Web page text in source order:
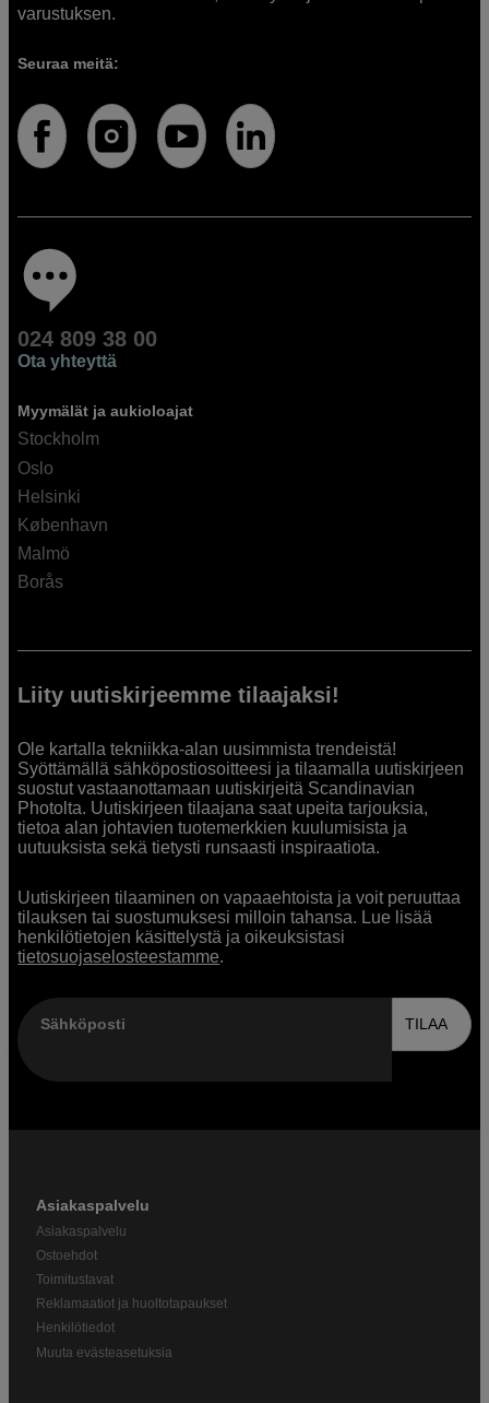
varustuksen.
Seuraa meitä:
024 809 38 00
Ota yhteyttä
Myymälät ja aukioloajat
Stockholm
Oslo
Helsinki
København
Malmö
Borås
Liity uutiskirjeemme tilaajaksi!
Ole kartalla tekniikka-alan uusimmista trendeistä!
Syöttämällä sähköpostiosoitteesi ja tilaamalla uutiskirjeen
suostut vastaanottamaan uutiskirjeitä Scandinavian
Photolta. Uutiskirjeen tilaajana saat upeita tarjouksia,
tietoa alan johtavien tuotemerkkien kuulumisista ja
uutuuksista sekä tietysti runsaasti inspiraatiota.
Uutiskirjeen tilaaminen on vapaaehtoista ja voit peruuttaa
tilauksen tai suostumuksesi milloin tahansa. Lue lisää
henkilötietojen käsittelystä ja oikeuksistasi
tietosuojaselosteestamme.
Sähköposti TILAA
Asiakaspalvelu
Asiakaspalvelu
Ostoehdot
Toimitustavat
Reklamaatiot ja huoltotapaukset
Henkilötiedot
Muuta evästeasetuksia